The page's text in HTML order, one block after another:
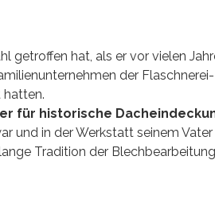
getroffen hat, als er vor vielen
der
hatten.
für historische
und in der Werkstatt seinem
Tradition der